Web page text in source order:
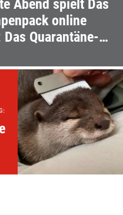
Abend spielt Das
online
Quarantäne-